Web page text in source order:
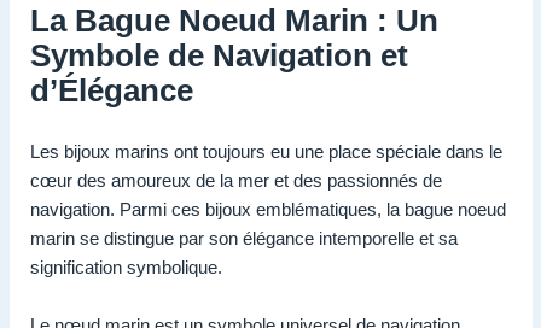
La Bague Noeud Marin : Un
Symbole de Navigation et
d’Élégance
Les bijoux marins ont toujours eu une place spéciale dans le
cœur des amoureux de la mer et des passionnés de
navigation. Parmi ces bijoux emblématiques, la bague noeud
marin se distingue par son élégance intemporelle et sa
signification symbolique.